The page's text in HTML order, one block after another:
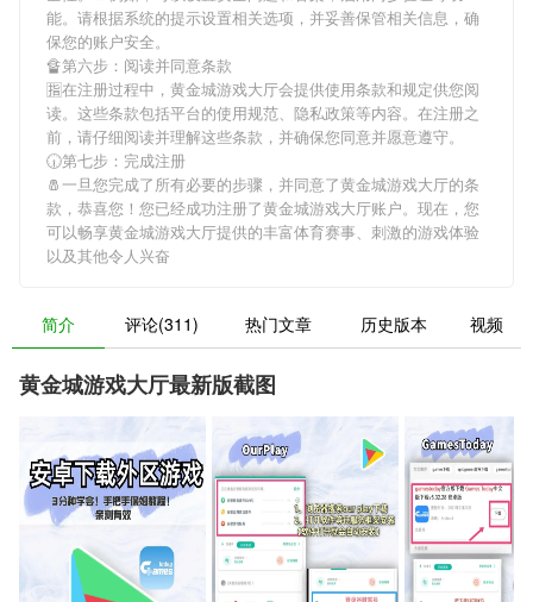
能。请根据系统的提示设置相关选项，并妥善保管相关信息，确
保您的账户安全。
🔏第六步：阅读并同意条款
🈯在注册过程中， 黄金城游戏大厅会提供使用条款和规定供您阅
读。这些条款包括平台的使用规范、隐私政策等内容。在注册之
前，请仔细阅读并理解这些条款，并确保您同意并愿意遵守。
🕡第七步：完成注册
🧂一旦您完成了所有必要的步骤，并同意了黄金城游戏大厅的条
款，恭喜您！您已经成功注册了黄金城游戏大厅账户。现在，您
可以畅享黄金城游戏大厅提供的丰富体育赛事、刺激的游戏体验
以及其他令人兴奋
简介 评论(311) 热门文章 历史版本 视频
黄金城游戏大厅最新版截图